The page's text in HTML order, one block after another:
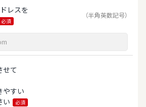
レスを
必須
（半角英数記号）
せて
やすい
い
必須